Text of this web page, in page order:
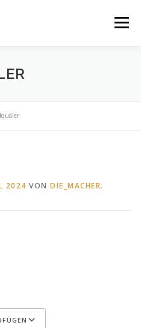
Menü
FÖRDERVEREIN
2024 VON DIE_MACHER.